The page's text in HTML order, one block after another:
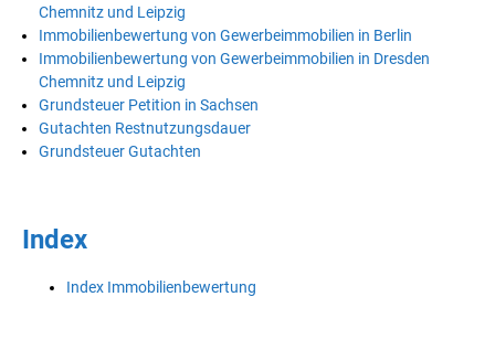
Chemnitz und Leipzig
Immobilienbewertung von Gewerbeimmobilien in Berlin
Immobilienbewertung von Gewerbeimmobilien in Dresden
Chemnitz und Leipzig
Grundsteuer Petition in Sachsen
Gutachten Restnutzungsdauer
Grundsteuer Gutachten
Index
Index Immobilienbewertung